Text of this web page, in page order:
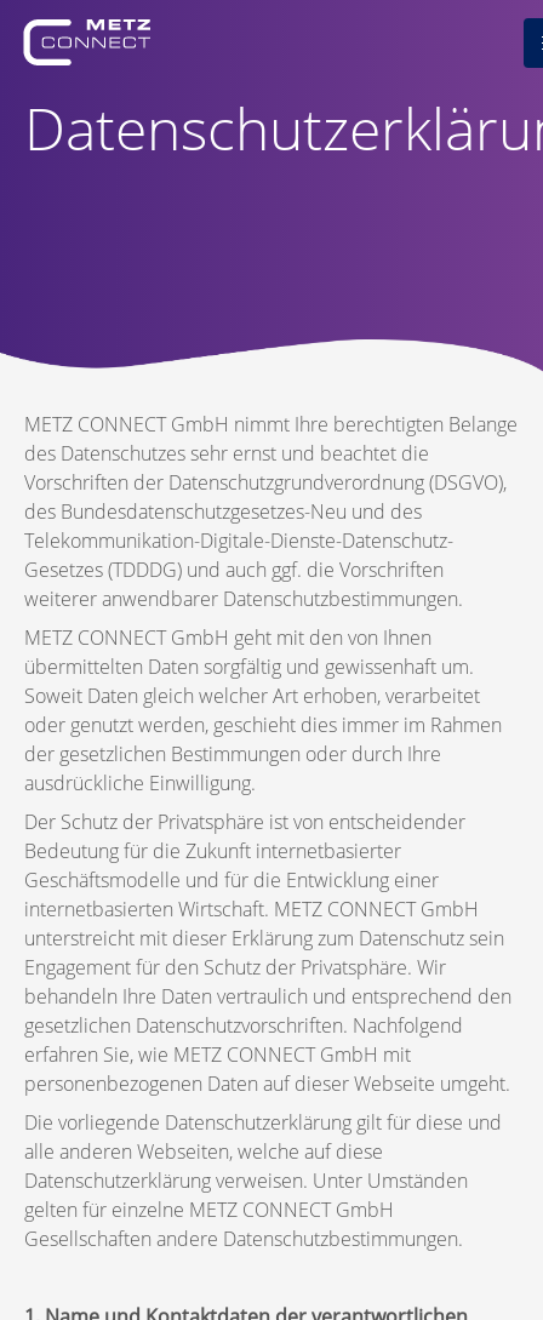
METZ CONNECT GmbH nimmt Ihre berechtigten Belange
des Datenschutzes sehr ernst und beachtet die
Vorschriften der Datenschutzgrundverordnung (DSGVO),
des Bundesdatenschutzgesetzes-Neu und des
Telekommunikation-Digitale-Dienste-Datenschutz-
Gesetzes (TDDDG) und auch ggf. die Vorschriften
weiterer anwendbarer Datenschutzbestimmungen.
METZ CONNECT GmbH geht mit den von Ihnen
übermittelten Daten sorgfältig und gewissenhaft um.
Soweit Daten gleich welcher Art erhoben, verarbeitet
oder genutzt werden, geschieht dies immer im Rahmen
der gesetzlichen Bestimmungen oder durch Ihre
ausdrückliche Einwilligung.
Der Schutz der Privatsphäre ist von entscheidender
Bedeutung für die Zukunft internetbasierter
Geschäftsmodelle und für die Entwicklung einer
internetbasierten Wirtschaft. METZ CONNECT GmbH
unterstreicht mit dieser Erklärung zum Datenschutz sein
Engagement für den Schutz der Privatsphäre. Wir
behandeln Ihre Daten vertraulich und entsprechend den
gesetzlichen Datenschutzvorschriften. Nachfolgend
erfahren Sie, wie METZ CONNECT GmbH mit
personenbezogenen Daten auf dieser Webseite umgeht.
Die vorliegende Datenschutzerklärung gilt für diese und
alle anderen Webseiten, welche auf diese
Datenschutzerklärung verweisen. Unter Umständen
gelten für einzelne METZ CONNECT GmbH
Gesellschaften andere Datenschutzbestimmungen.